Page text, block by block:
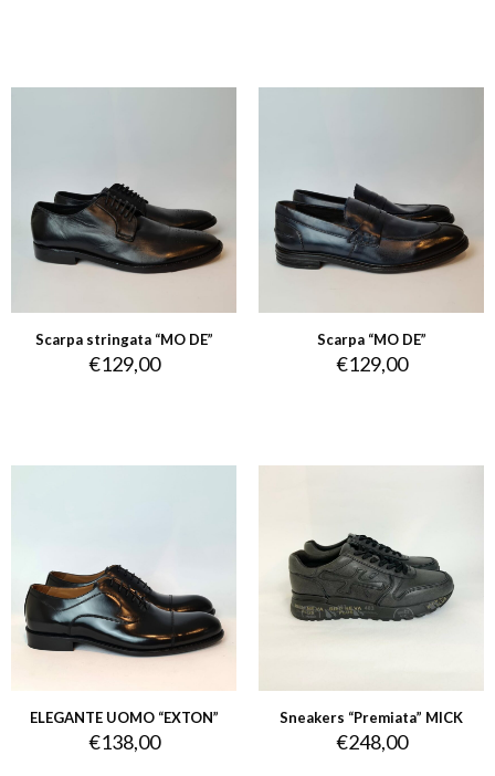
Scarpa stringata “MO DE”
€129,00
Scarpa “MO DE”
€129,00
ELEGANTE UOMO “EXTON”
€138,00
Sneakers “Premiata” MICK
€248,00